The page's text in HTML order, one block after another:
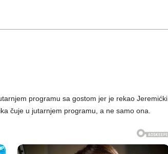
programu sa gostom jer je rekao Jeremićki
čuje u jutarnjem programu, a ne samo ona.